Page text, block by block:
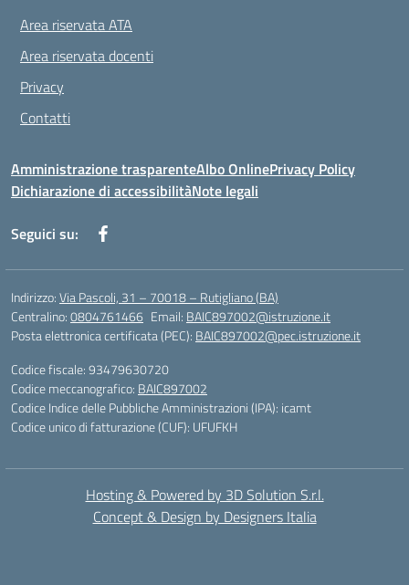
Area riservata ATA
Area riservata docenti
Privacy
Contatti
Amministrazione trasparenteAlbo OnlinePrivacy Policy
Dichiarazione di accessibilitàNote legali
Seguici su:
Indirizzo:Via Pascoli, 31 – 70018 – Rutigliano (BA)
Centralino:0804761466 Email: BAIC897002@istruzione.it
Posta elettronica certificata (PEC): BAIC897002@pec.istruzione.it
Codice fiscale: 93479630720
Codice meccanografico: BAIC897002
Codice Indice delle Pubbliche Amministrazioni (IPA): icamt
Codice unico di fatturazione (CUF): UFUFKH
Hosting & Powered by 3D Solution S.r.l.
Concept & Design by Designers Italia